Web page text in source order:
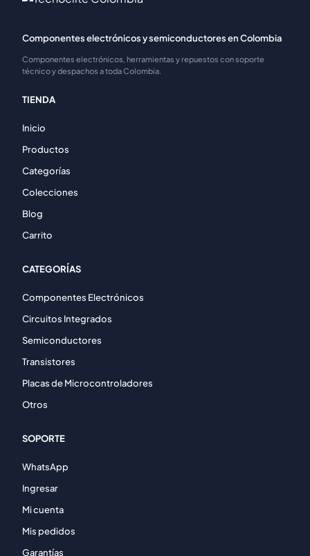
Componentes electrónicos y semiconductores en Colombia
Componentes electrónicos, herramientas y repuestos con soporte
técnico y despachos a toda Colombia.
TIENDA
Inicio
Productos
Categorías
Colecciones
Blog
Carrito
CATEGORÍAS
Componentes Electrónicos
Circuitos Integrados
Semiconductores
Transistores
Placas de Microcontroladores
Otros
SOPORTE
WhatsApp
Ingresar
Mi cuenta
Mis pedidos
Garantías